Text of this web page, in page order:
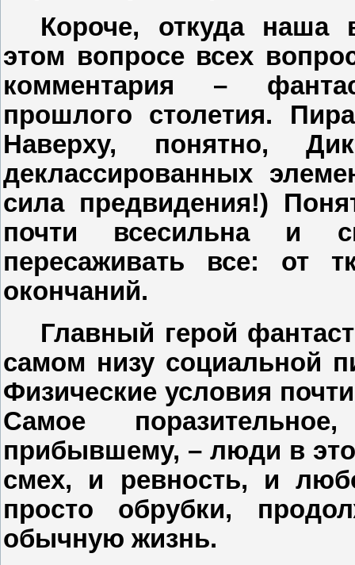
Короче, откуда наша
этом вопросе всех
комментария –
прошлого столетия.
Наверху, понятно,
деклассированных
сила предвидения!)
почти всесильна и
пересаживать все: от
окончаний.
Главный герой
самом низу социальной
Физические условия
Самое
прибывшему, – люди в
смех, и ревность, и
просто обрубки,
обычную жизнь.